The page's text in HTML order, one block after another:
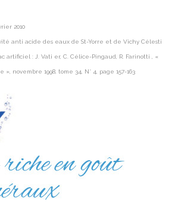
2010
anti acide des eaux de St-Yorre et de Vichy Célesti
artificiel : J. Vati er, C. Célice-Pingaud, R. Farinotti , «
novembre 1998, tome 34, N° 4, page 157-163